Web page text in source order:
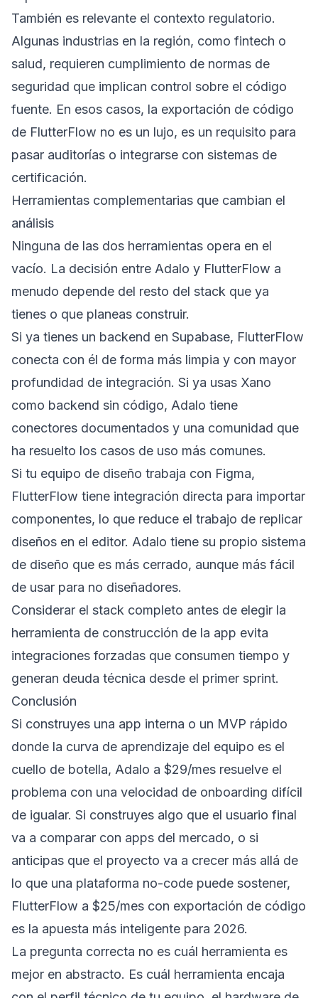
También es relevante el contexto regulatorio.
Algunas industrias en la región, como fintech o
salud, requieren cumplimiento de normas de
seguridad que implican control sobre el código
fuente. En esos casos, la exportación de código
de FlutterFlow no es un lujo, es un requisito para
pasar auditorías o integrarse con sistemas de
certificación.
Herramientas complementarias que cambian el
análisis
Ninguna de las dos herramientas opera en el
vacío. La decisión entre Adalo y FlutterFlow a
menudo depende del resto del stack que ya
tienes o que planeas construir.
Si ya tienes un backend en Supabase, FlutterFlow
conecta con él de forma más limpia y con mayor
profundidad de integración. Si ya usas Xano
como backend sin código, Adalo tiene
conectores documentados y una comunidad que
ha resuelto los casos de uso más comunes.
Si tu equipo de diseño trabaja con Figma,
FlutterFlow tiene integración directa para importar
componentes, lo que reduce el trabajo de replicar
diseños en el editor. Adalo tiene su propio sistema
de diseño que es más cerrado, aunque más fácil
de usar para no diseñadores.
Considerar el stack completo antes de elegir la
herramienta de construcción de la app evita
integraciones forzadas que consumen tiempo y
generan deuda técnica desde el primer sprint.
Conclusión
Si construyes una app interna o un MVP rápido
donde la curva de aprendizaje del equipo es el
cuello de botella, Adalo a $29/mes resuelve el
problema con una velocidad de onboarding difícil
de igualar. Si construyes algo que el usuario final
va a comparar con apps del mercado, o si
anticipas que el proyecto va a crecer más allá de
lo que una plataforma no-code puede sostener,
FlutterFlow a $25/mes con exportación de código
es la apuesta más inteligente para 2026.
La pregunta correcta no es cuál herramienta es
mejor en abstracto. Es cuál herramienta encaja